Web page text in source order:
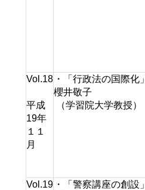
Vol.18
平成
19年
１１
月
・「行政法の国際化」
櫻井敬子
（学習院大学教授）
Vol.19 ・「警察講座の創設」